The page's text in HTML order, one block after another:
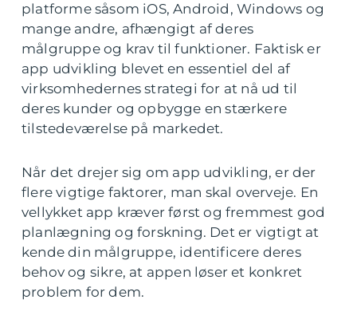
platforme såsom iOS, Android, Windows og
mange andre, afhængigt af deres
målgruppe og krav til funktioner. Faktisk er
app udvikling blevet en essentiel del af
virksomhedernes strategi for at nå ud til
deres kunder og opbygge en stærkere
tilstedeværelse på markedet.
Når det drejer sig om app udvikling, er der
flere vigtige faktorer, man skal overveje. En
vellykket app kræver først og fremmest god
planlægning og forskning. Det er vigtigt at
kende din målgruppe, identificere deres
behov og sikre, at appen løser et konkret
problem for dem.